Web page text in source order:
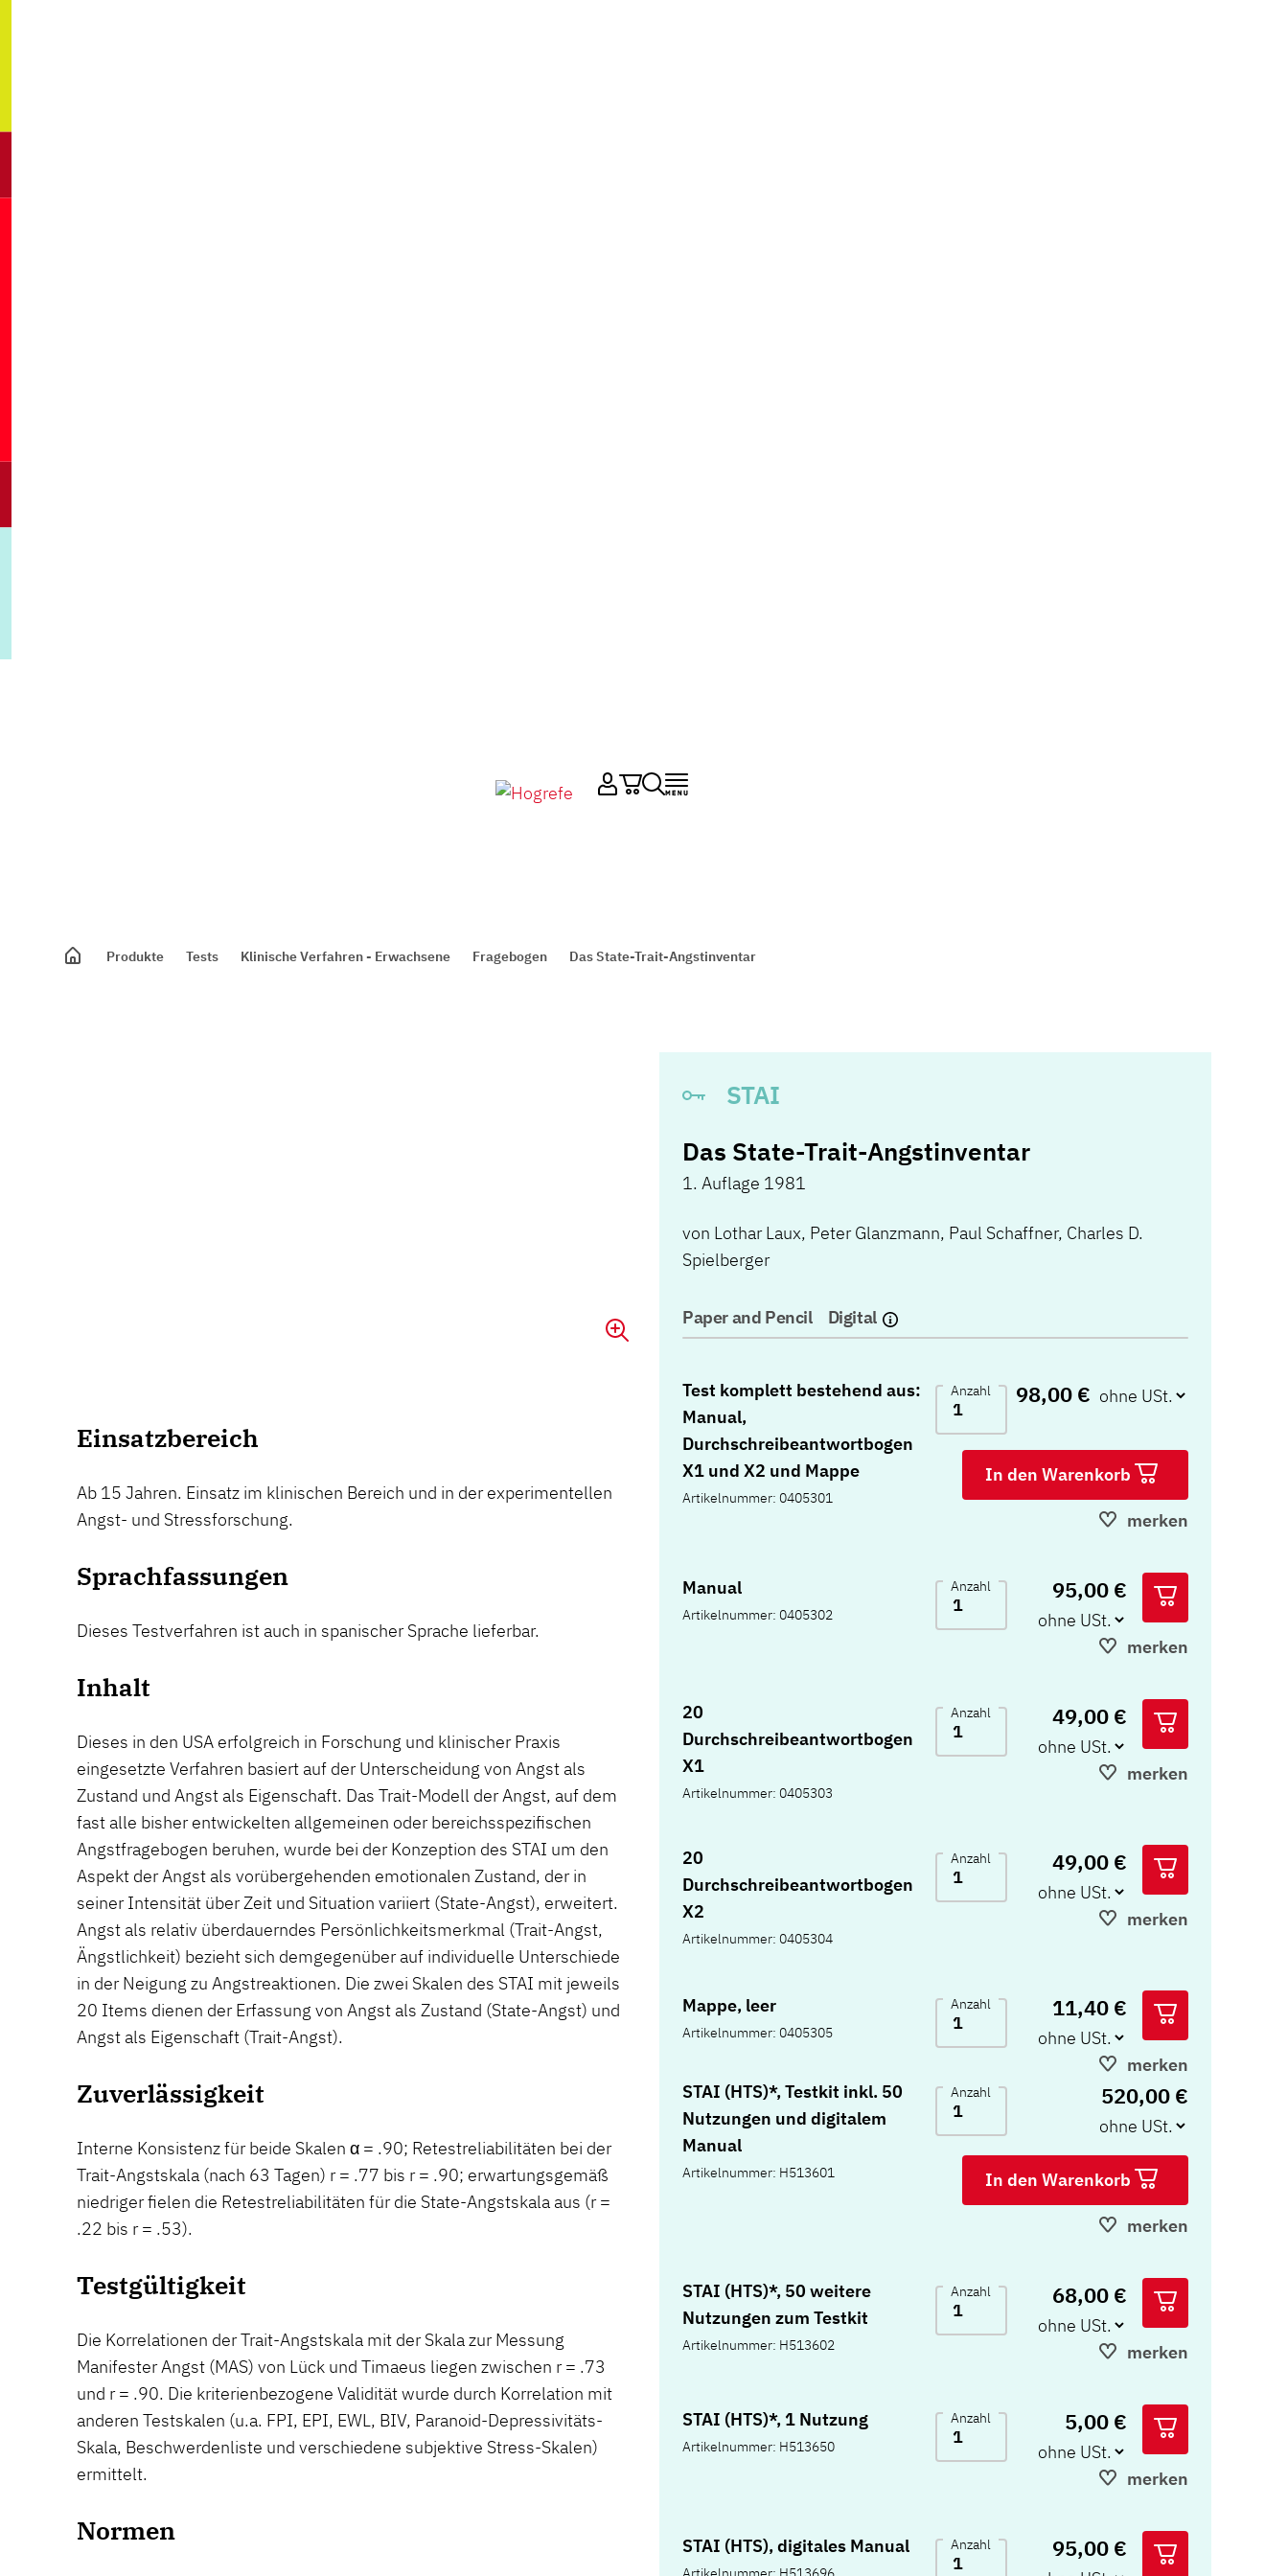
Produkte Tests Klinische Verfahren - Erwachsene Fragebogen Das State-Trait-Angstinventar
STAI
Das State-Trait-Angstinventar
1. Auflage 1981
von Lothar Laux, Peter Glanzmann, Paul Schaffner, Charles D.
Spielberger
Paper and Pencil Digital
Test komplett bestehend aus:
Manual,
Durchschreibeantwortbogen
X1 und X2 und Mappe
Artikelnummer: 0405301
Anzahl 98,00 €
In den Warenkorb
merken
Manual
Artikelnummer: 0405302
Anzahl 95,00 €
merken
20
Durchschreibeantwortbogen
X1
Artikelnummer: 0405303
Anzahl 49,00 €
merken
20
Durchschreibeantwortbogen
X2
Artikelnummer: 0405304
Anzahl 49,00 €
merken
Mappe, leer
Artikelnummer: 0405305
Anzahl 11,40 €
merken
STAI (HTS)*, Testkit inkl. 50
Nutzungen und digitalem
Manual
Artikelnummer: H513601
Anzahl 520,00 €
In den Warenkorb
merken
STAI (HTS)*, 50 weitere
Nutzungen zum Testkit
Artikelnummer: H513602
Anzahl 68,00 €
merken
STAI (HTS)*, 1 Nutzung
Artikelnummer: H513650
Anzahl 5,00 €
merken
STAI (HTS), digitales Manual Anzahl 95,00 €
Einsatzbereich
Ab 15 Jahren. Einsatz im klinischen Bereich und in der experimentellen
Angst- und Stressforschung.
Sprachfassungen
Dieses Testverfahren ist auch in spanischer Sprache lieferbar.
Inhalt
Dieses in den USA erfolgreich in Forschung und klinischer Praxis
eingesetzte Verfahren basiert auf der Unterscheidung von Angst als
Zustand und Angst als Eigenschaft. Das Trait-Modell der Angst, auf dem
fast alle bisher entwickelten allgemeinen oder bereichsspezifischen
Angstfragebogen beruhen, wurde bei der Konzeption des STAI um den
Aspekt der Angst als vorübergehenden emotionalen Zustand, der in
seiner Intensität über Zeit und Situation variiert (State-Angst), erweitert.
Angst als relativ überdauerndes Persönlichkeitsmerkmal (Trait-Angst,
Ängstlichkeit) bezieht sich demgegenüber auf individuelle Unterschiede
in der Neigung zu Angstreaktionen. Die zwei Skalen des STAI mit jeweils
20 Items dienen der Erfassung von Angst als Zustand (State-Angst) und
Angst als Eigenschaft (Trait-Angst).
Zuverlässigkeit
Interne Konsistenz für beide Skalen α = .90; Retestreliabilitäten bei der
Trait-Angstskala (nach 63 Tagen) r = .77 bis r = .90; erwartungsgemäß
niedriger fielen die Retestreliabilitäten für die State-Angstskala aus (r =
.22 bis r = .53).
Testgültigkeit
Die Korrelationen der Trait-Angstskala mit der Skala zur Messung
Manifester Angst (MAS) von Lück und Timaeus liegen zwischen r = .73
und r = .90. Die kriterienbezogene Validität wurde durch Korrelation mit
anderen Testskalen (u.a. FPI, EPI, EWL, BIV, Paranoid-Depressivitäts-
Skala, Beschwerdenliste und verschiedene subjektive Stress-Skalen)
ermittelt.
Normen